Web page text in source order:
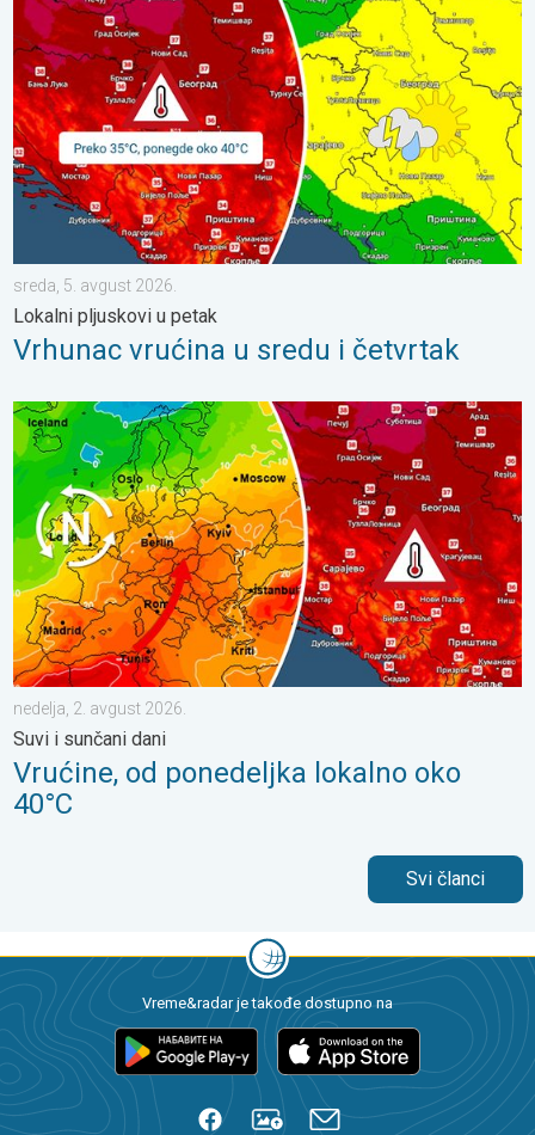
sreda, 5. avgust 2026.
Lokalni pljuskovi u petak
Vrhunac vrućina u sredu i četvrtak
Vrućine, od ponedeljka lokalno oko 40°C. Suvi i sunčani dani. .
nedelja, 2. avgust 2026.
Suvi i sunčani dani
Vrućine, od ponedeljka lokalno oko
40°C
Svi članci
Vreme&radar je takođe dostupno na